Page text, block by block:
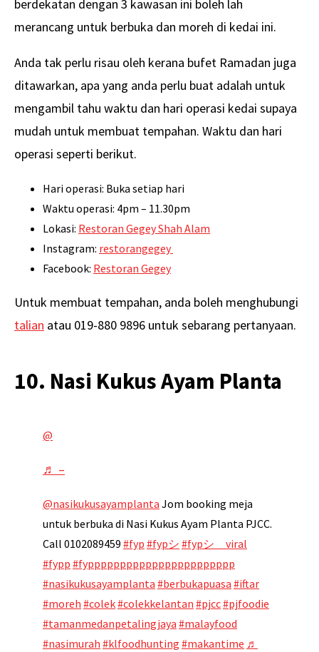
berdekatan dengan 3 kawasan ini boleh lah
merancang untuk berbuka dan moreh di kedai ini.
Anda tak perlu risau oleh kerana bufet Ramadan juga
ditawarkan, apa yang anda perlu buat adalah untuk
mengambil tahu waktu dan hari operasi kedai supaya
mudah untuk membuat tempahan. Waktu dan hari
operasi seperti berikut.
Hari operasi: Buka setiap hari
Waktu operasi: 4pm – 11.30pm
Lokasi: Restoran Gegey Shah Alam
Instagram: restorangegey
Facebook: Restoran Gegey
Untuk membuat tempahan, anda boleh menghubungi
talian atau 019-880 9896 untuk sebarang pertanyaan.
10. Nasi Kukus Ayam Planta
@
♬ –
@nasikukusayamplanta Jom booking meja
untuk berbuka di Nasi Kukus Ayam Planta PJCC.
Call 0102089459 #fyp #fypシ #fypシ゚viral
#fypp #fyppppppppppppppppppppppp
#nasikukusayamplanta #berbukapuasa #iftar
#moreh #colek#colekkelantan #pjcc#pjfoodie
#tamanmedanpetalingjaya #malayfood
#nasimurah #klfoodhunting #makantime ♬